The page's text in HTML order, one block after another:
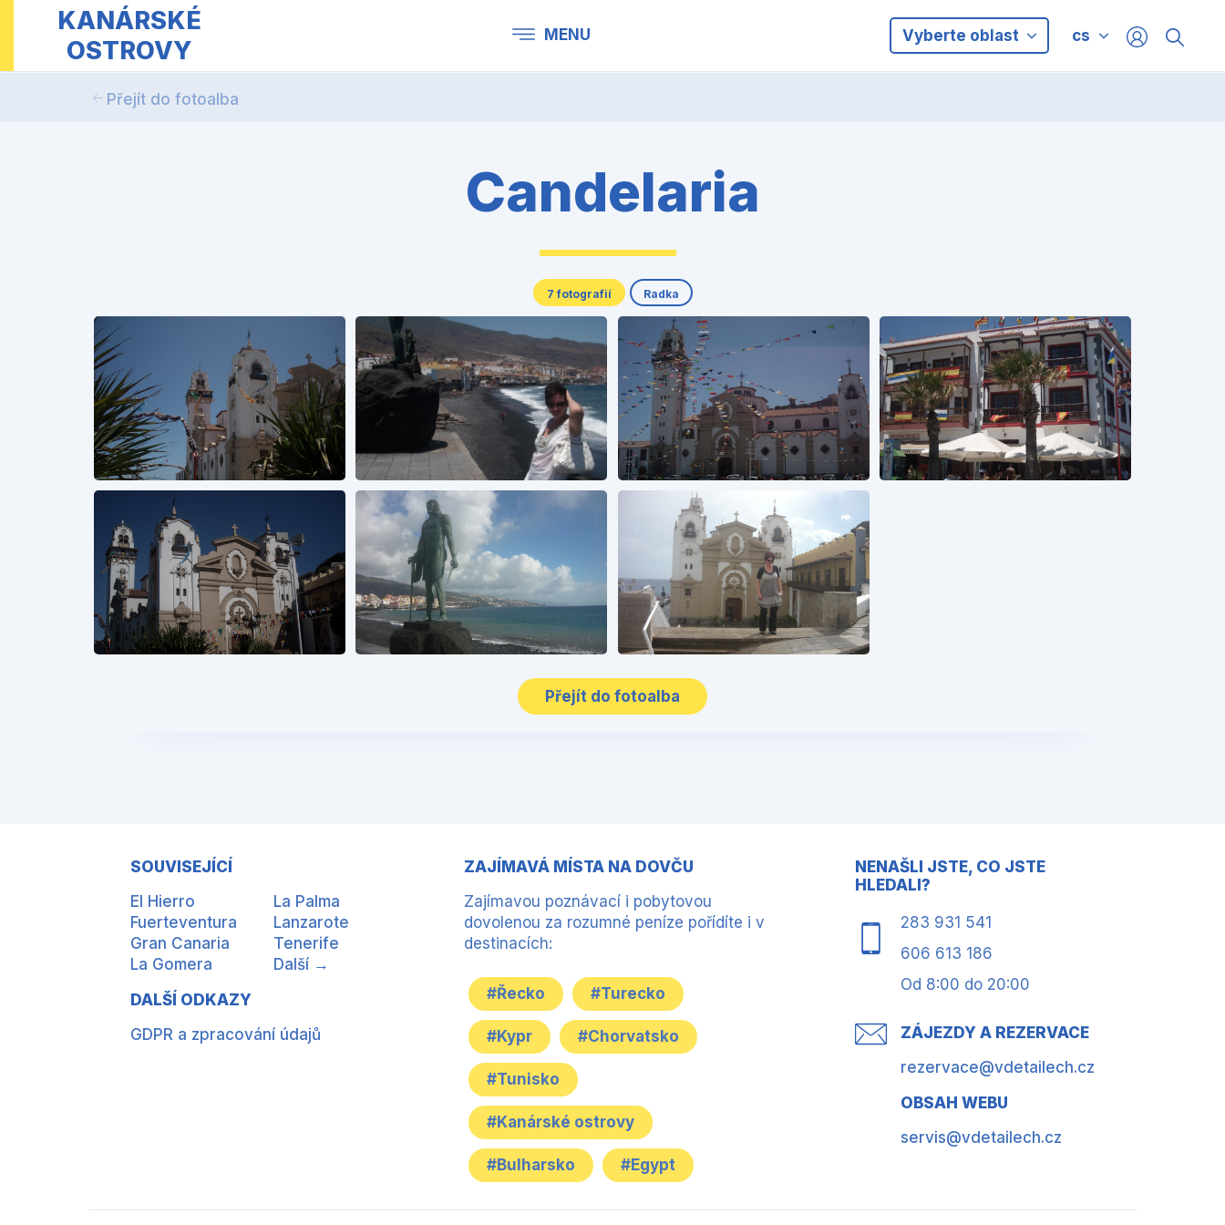
KANÁRSKÉ
OSTROVY
MENU Vyberte oblast cs
Přejít do fotoalba
Candelaria
7 fotografií Radka
Přejít do fotoalba
SOUVISEJÍCÍ
El Hierro
Fuerteventura
Gran Canaria
La Gomera
La Palma
Lanzarote
Tenerife
Další →
DALŠÍ ODKAZY
GDPR a zpracování údajů
ZAJÍMAVÁ MÍSTA NA DOVČU
Zajímavou poznávací i pobytovou
dovolenou za rozumné peníze pořídíte i v
destinacích:
#Řecko #Turecko
#Kypr #Chorvatsko
#Tunisko
#Kanárské ostrovy
#Bulharsko #Egypt
NENAŠLI JSTE, CO JSTE
HLEDALI?
283 931 541
606 613 186
Od 8:00 do 20:00
ZÁJEZDY A REZERVACE
rezervace@vdetailech.cz
OBSAH WEBU
servis@vdetailech.cz